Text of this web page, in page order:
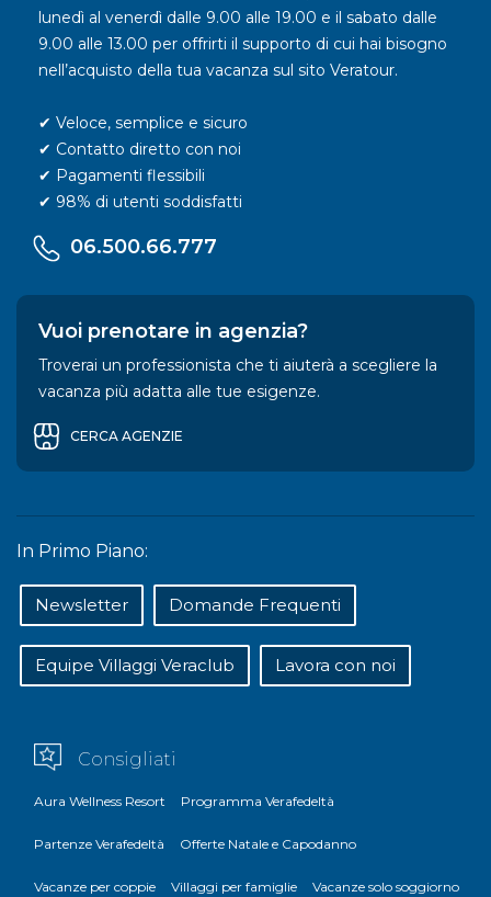
lunedì al venerdì dalle 9.00 alle 19.00 e il sabato dalle
9.00 alle 13.00 per offrirti il supporto di cui hai bisogno
nell’acquisto della tua vacanza sul sito Veratour.
✔ Veloce, semplice e sicuro
✔ Contatto diretto con noi
✔ Pagamenti flessibili
✔ 98% di utenti soddisfatti
06.500.66.777
Vuoi prenotare in agenzia?
Troverai un professionista che ti aiuterà a scegliere la
vacanza più adatta alle tue esigenze.
CERCA AGENZIE
In Primo Piano:
Newsletter Domande Frequenti
Equipe Villaggi Veraclub Lavora con noi
Consigliati
Aura Wellness Resort Programma Verafedeltà
Partenze Verafedeltà Offerte Natale e Capodanno
Vacanze per coppie Villaggi per famiglie Vacanze solo soggiorno